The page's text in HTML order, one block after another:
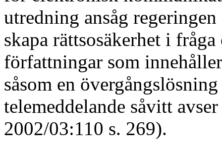
utredning ansåg
skapa rättsosäkerhet i
författningar som
såsom en
telemeddelande såvitt
2002/03:110 s. 269).